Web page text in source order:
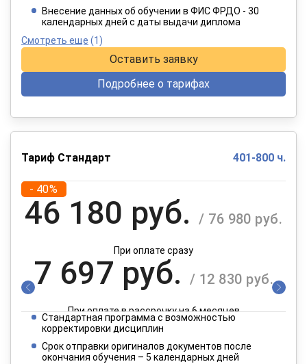
При оплате в рассрочку на 12 месяцев
Внесение данных об обучении в ФИС ФРДО - 30
календарных дней с даты выдачи диплома
Смотреть еще (1)
Оставить заявку
Подробнее о тарифах
Тариф Стандарт 401-800 ч.
- 40%
46 180 руб. / 76 980 руб.
При оплате сразу
7 697 руб. / 12 830 руб.
При оплате в рассрочку на 6 месяцев
3 849 руб.
Стандартная программа с возможностью
корректировки дисциплин
Срок отправки оригиналов документов после
окончания обучения – 5 календарных дней